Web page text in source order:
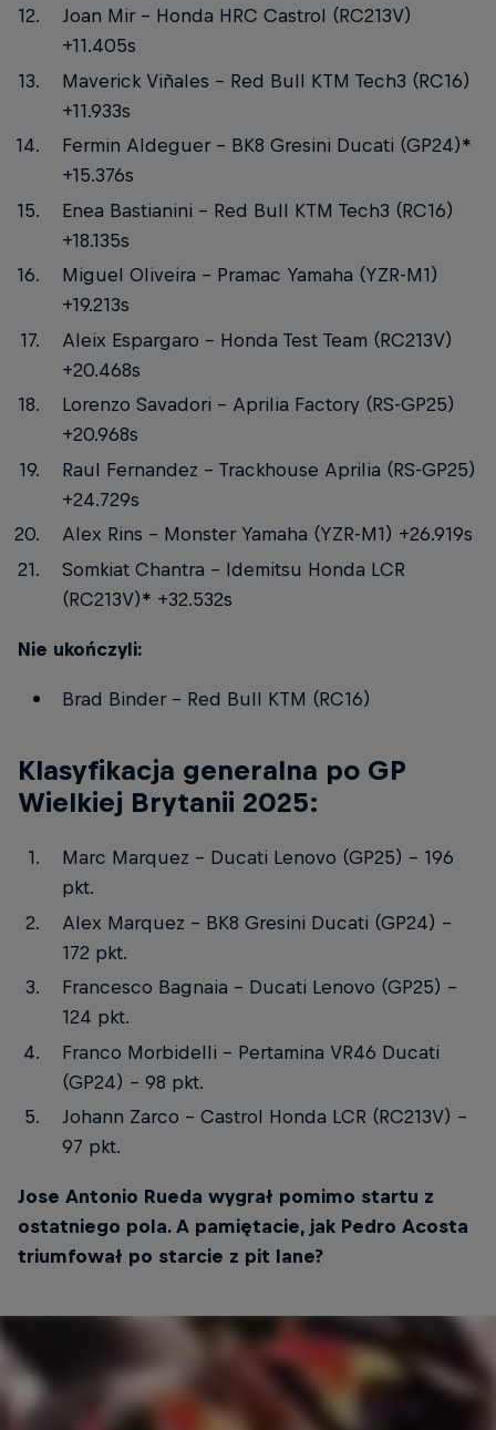
Joan Mir – Honda HRC Castrol (RC213V)
+11.405s
Maverick Viñales – Red Bull KTM Tech3 (RC16)
+11.933s
Fermin Aldeguer – BK8 Gresini Ducati (GP24)*
+15.376s
Enea Bastianini – Red Bull KTM Tech3 (RC16)
+18.135s
Miguel Oliveira – Pramac Yamaha (YZR-M1)
+19.213s
Aleix Espargaro – Honda Test Team (RC213V)
+20.468s
Lorenzo Savadori – Aprilia Factory (RS-GP25)
+20.968s
Raul Fernandez – Trackhouse Aprilia (RS-GP25)
+24.729s
Alex Rins – Monster Yamaha (YZR-M1) +26.919s
Somkiat Chantra – Idemitsu Honda LCR
(RC213V)* +32.532s
Nie ukończyli:
Brad Binder – Red Bull KTM (RC16)
Klasyfikacja generalna po GP
Wielkiej Brytanii 2025:
Marc Marquez – Ducati Lenovo (GP25) – 196
pkt.
Alex Marquez – BK8 Gresini Ducati (GP24) –
172 pkt.
Francesco Bagnaia – Ducati Lenovo (GP25) –
124 pkt.
Franco Morbidelli – Pertamina VR46 Ducati
(GP24) – 98 pkt.
Johann Zarco – Castrol Honda LCR (RC213V) –
97 pkt.
Jose Antonio Rueda wygrał pomimo startu z
ostatniego pola. A pamiętacie, jak Pedro Acosta
triumfował po starcie z pit lane?